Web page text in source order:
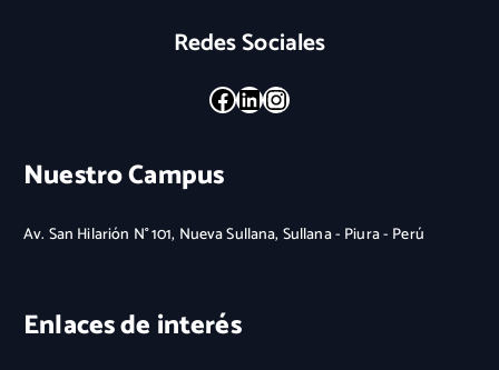
Redes Sociales
Facebook LinkedIn Instagram
Nuestro Campus
Av. San Hilarión N° 101, Nueva Sullana, Sullana - Piura - Perú
Enlaces de interés